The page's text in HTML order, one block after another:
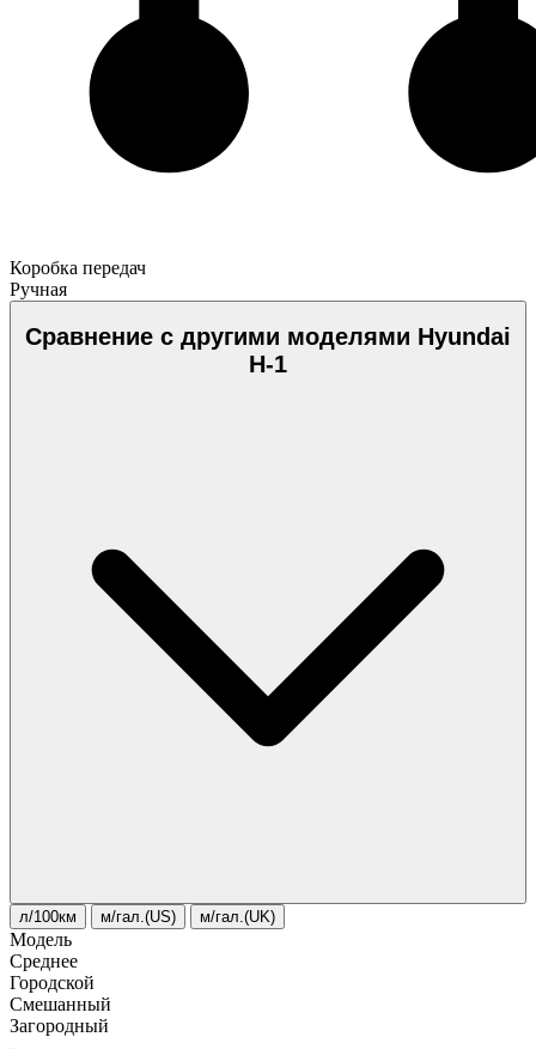
Коробка передач
Ручная
Сравнение с другими моделями Hyundai
H-1
л/100км м/гал.(US) м/гал.(UK)
Модель
Среднее
Городской
Смешанный
Загородный